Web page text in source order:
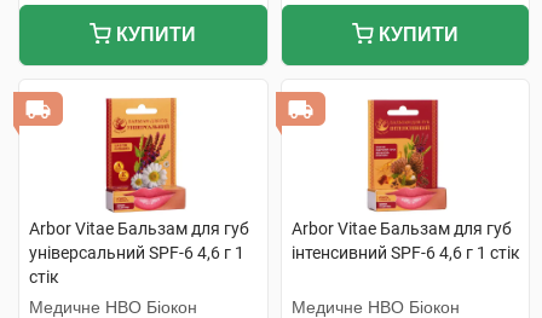
КУПИТИ КУПИТИ
Arbor Vitae Бальзам для губ
універсальний SPF-6 4,6 г 1
стік
Медичне НВО Біокон
Arbor Vitae Бальзам для губ
інтенсивний SPF-6 4,6 г 1 стік
Медичне НВО Біокон